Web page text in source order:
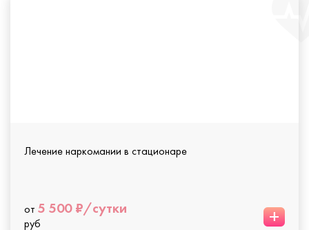
Лечение наркомании в стационаре
от 5 500 ₽/сутки
руб +